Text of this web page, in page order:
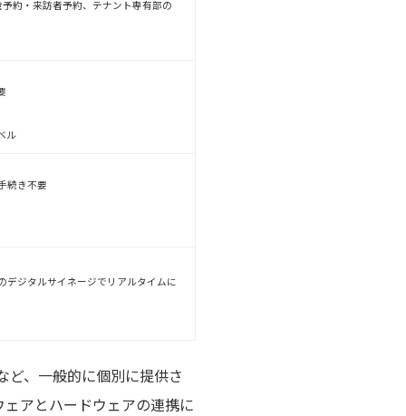
約・来訪者予約、テナント専有部の
ル
続き不要
デジタルサイネージでリアルタイムに
ど、一般的に個別に提供さ
アとハードウェアの連携に